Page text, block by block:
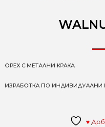
ОРЕХ С МЕТАЛНИ КРАКА
ИЗРАБОТКА ПО ИНДИВИДУАЛНИ
♥